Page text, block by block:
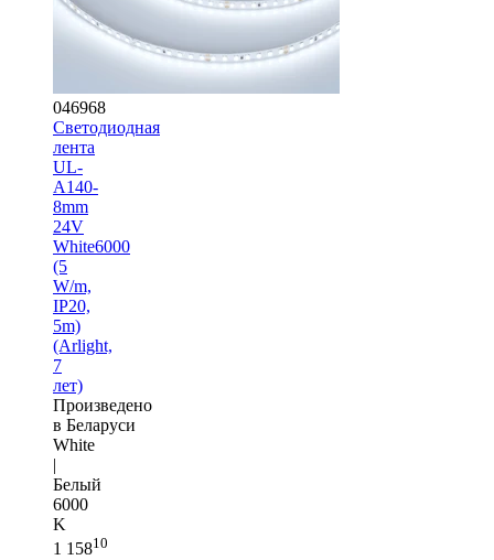
046968
Светодиодная
лента
UL-
A140-
8mm
24V
White6000
(5
W/m,
IP20,
5m)
(Arlight,
7
лет)
Произведено
в Беларуси
White
|
Белый
6000
K
1 15810